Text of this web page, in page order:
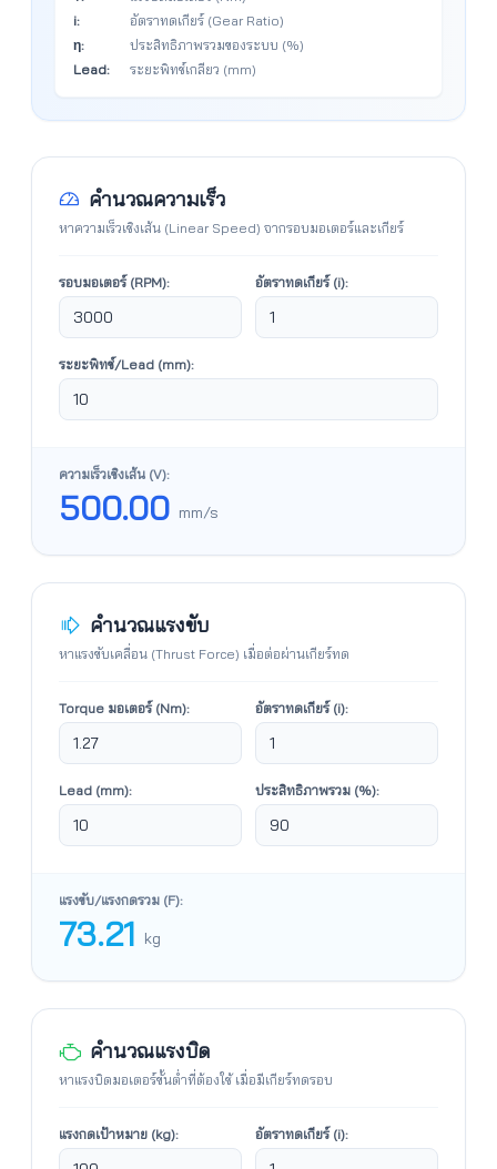
i:
อัตราทดเกียร์ (Gear Ratio)
η:
ประสิทธิภาพรวมของระบบ (%)
Lead:
ระยะพิทช์เกลียว (mm)
คำนวณความเร็ว
หาความเร็วเชิงเส้น (Linear Speed) จากรอบมอเตอร์และเกียร์
รอบมอเตอร์ (RPM): อัตราทดเกียร์ (i):
ระยะพิทช์/Lead (mm):
ความเร็วเชิงเส้น (V):
500.00 mm/s
คำนวณแรงขับ
หาแรงขับเคลื่อน (Thrust Force) เมื่อต่อผ่านเกียร์ทด
Torque มอเตอร์ (Nm): อัตราทดเกียร์ (i):
Lead (mm): ประสิทธิภาพรวม (%):
แรงขับ/แรงกดรวม (F):
73.21 kg
คำนวณแรงบิด
หาแรงบิดมอเตอร์ขั้นต่ำที่ต้องใช้ เมื่อมีเกียร์ทดรอบ
แรงกดเป้าหมาย (kg): อัตราทดเกียร์ (i):